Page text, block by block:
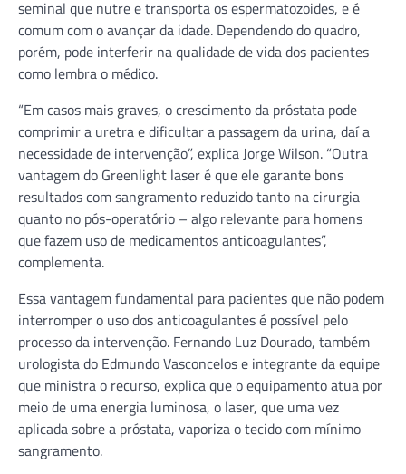
seminal que nutre e transporta os espermatozoides, e é
comum com o avançar da idade. Dependendo do quadro,
porém, pode interferir na qualidade de vida dos pacientes
como lembra o médico.
“Em casos mais graves, o crescimento da próstata pode
comprimir a uretra e dificultar a passagem da urina, daí a
necessidade de intervenção”, explica Jorge Wilson. “Outra
vantagem do Greenlight laser é que ele garante bons
resultados com sangramento reduzido tanto na cirurgia
quanto no pós-operatório – algo relevante para homens
que fazem uso de medicamentos anticoagulantes”,
complementa.
Essa vantagem fundamental para pacientes que não podem
interromper o uso dos anticoagulantes é possível pelo
processo da intervenção. Fernando Luz Dourado, também
urologista do Edmundo Vasconcelos e integrante da equipe
que ministra o recurso, explica que o equipamento atua por
meio de uma energia luminosa, o laser, que uma vez
aplicada sobre a próstata, vaporiza o tecido com mínimo
sangramento.